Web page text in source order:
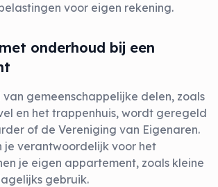
voor eigen rekening.
onderhoud bij een
gemeenschappelijke delen, zoals
en het trappenhuis, wordt geregeld
of de Vereniging van Eigenaren.
je verantwoordelijk voor het
je eigen appartement, zoals kleine
gebruik.